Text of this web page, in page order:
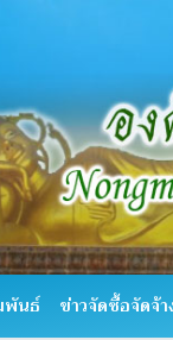
พันธ์ ข่าวจัดซื้อจัดจ้า